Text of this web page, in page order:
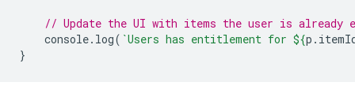
// Update the UI with items the user is
console. log( `Users has entitlement for ${p .
}